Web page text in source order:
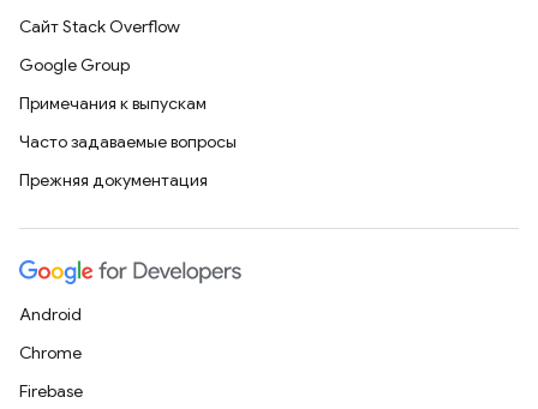
Сайт Stack Overflow
Google Group
Примечания к выпускам
Часто задаваемые вопросы
Прежняя документация
Android
Chrome
Firebase